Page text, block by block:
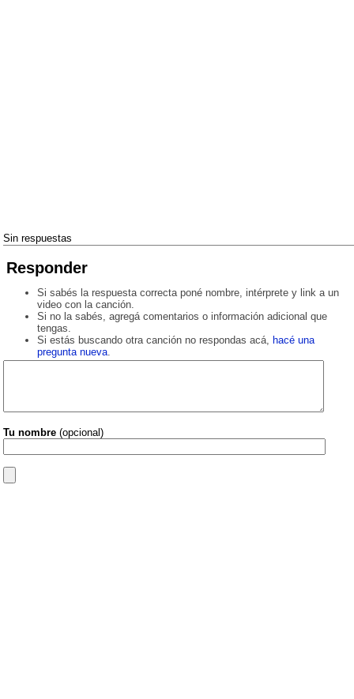
Sin respuestas
Responder
Si sabés la respuesta correcta poné nombre, intérprete y link a un
video con la canción.
Si no la sabés, agregá comentarios o información adicional que
tengas.
Si estás buscando otra canción no respondas acá, hacé una
pregunta nueva.
Tu nombre (opcional)